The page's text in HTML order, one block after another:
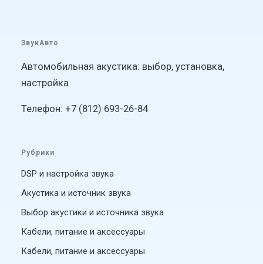
ЗвукАвто
Автомобильная акустика: выбор, установка,
настройка
Телефон: +7 (812) 693-26-84
Рубрики
DSP и настройка звука
Акустика и источник звука
Выбор акустики и источника звука
Кабели, питание и аксессуары
Кабели, питание и аксессуары